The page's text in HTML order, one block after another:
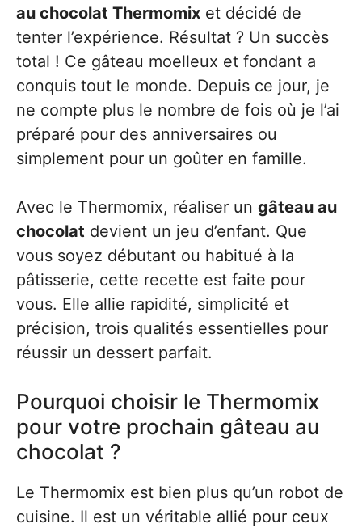
au chocolat Thermomix et décidé de
tenter l’expérience. Résultat ? Un succès
total ! Ce gâteau moelleux et fondant a
conquis tout le monde. Depuis ce jour, je
ne compte plus le nombre de fois où je l’ai
préparé pour des anniversaires ou
simplement pour un goûter en famille.
Avec le Thermomix, réaliser un gâteau au
chocolat devient un jeu d’enfant. Que
vous soyez débutant ou habitué à la
pâtisserie, cette recette est faite pour
vous. Elle allie rapidité, simplicité et
précision, trois qualités essentielles pour
réussir un dessert parfait.
Pourquoi choisir le Thermomix
pour votre prochain gâteau au
chocolat ?
Le Thermomix est bien plus qu’un robot de
cuisine. Il est un véritable allié pour ceux